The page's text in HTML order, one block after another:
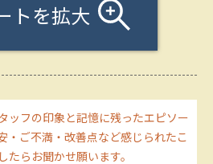
トを拡大
ッフの印象と記憶に残ったエピソー
・ご不満・改善点など感じられたこ
たらお聞かせ願います。